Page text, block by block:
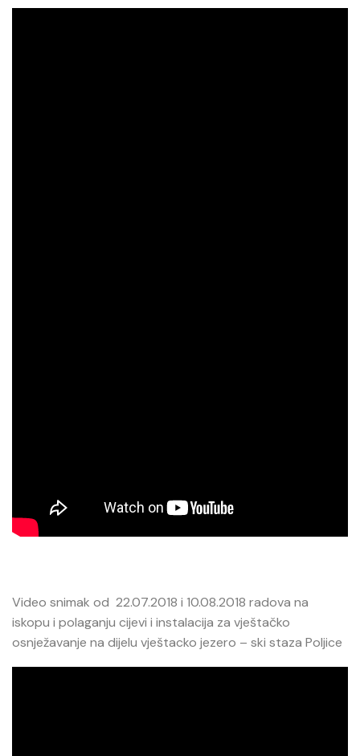
Video snimak od 22.07.2018 i 10.08.2018 radova na
iskopu i polaganju cijevi i instalacija za vještačko
osnježavanje na dijelu vještacko jezero – ski staza Poljice